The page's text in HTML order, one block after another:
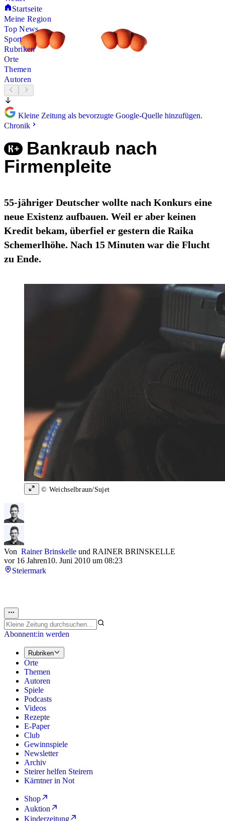
Startseite
Meine Region
Top News
Sport
Rubriken
Orte
Themen
Autoren
Kleine Zeitung als bevorzugte Google-Quelle hinzufügen.
Chronik
Bankraub nach
Firmenpleite
55-jähriger Deutscher wollte nach Konkurs eine
neue Existenz aufbauen. Weil er aber keinen
Kredit bekam, überfiel er gestern die Raika
Schemerlhöhe. Nach 15 Minuten war die Flucht
zu Ende.
© Weichselbraun/Sujet
Von Rainer Brinskelle und RAINER BRINSKELLE
vor 16 Jahren10. Juni 2010 um 08:23
Steiermark
Abonnent:in werden
Rubriken
Orte
Themen
Autoren
Spiele
Podcasts
Videos
Rezepte
E-Paper
Club
Gewinnspiele
Newsletter
Archiv
Steirer helfen Steirern
Kärntner in Not
Shop
Auktion
Kinderzeitung